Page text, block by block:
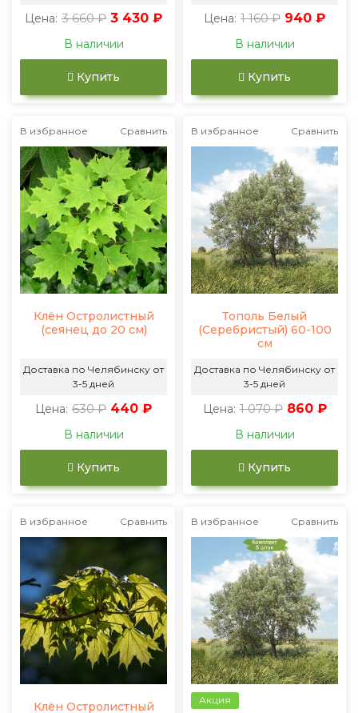
Цена: 3 660 ₽ 3 430 ₽
В наличии
Купить
Цена: 1 160 ₽ 940 ₽
В наличии
Купить
В избранное Сравнить
Клён Остролистный
(сеянец до 20 см)
Доставка по Челябинску от
3-5 дней
Цена: 630 ₽ 440 ₽
В наличии
Купить
В избранное Сравнить
Тополь Белый
(Серебристый) 60-100
см
Доставка по Челябинску от
3-5 дней
Цена: 1 070 ₽ 860 ₽
В наличии
Купить
В избранное Сравнить
Клён Остролистный
В избранное Сравнить
Акция